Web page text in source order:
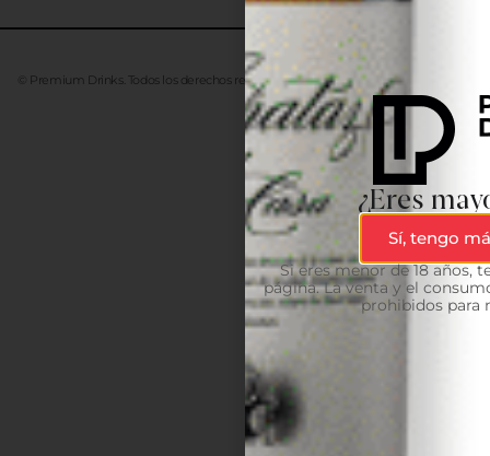
© Premium Drinks. Todos los derechos reservados. Desarrollado Advanze
¿Eres
Sí, tengo
Si eres menor de 18 años,
página. La venta y el
prohibidos para